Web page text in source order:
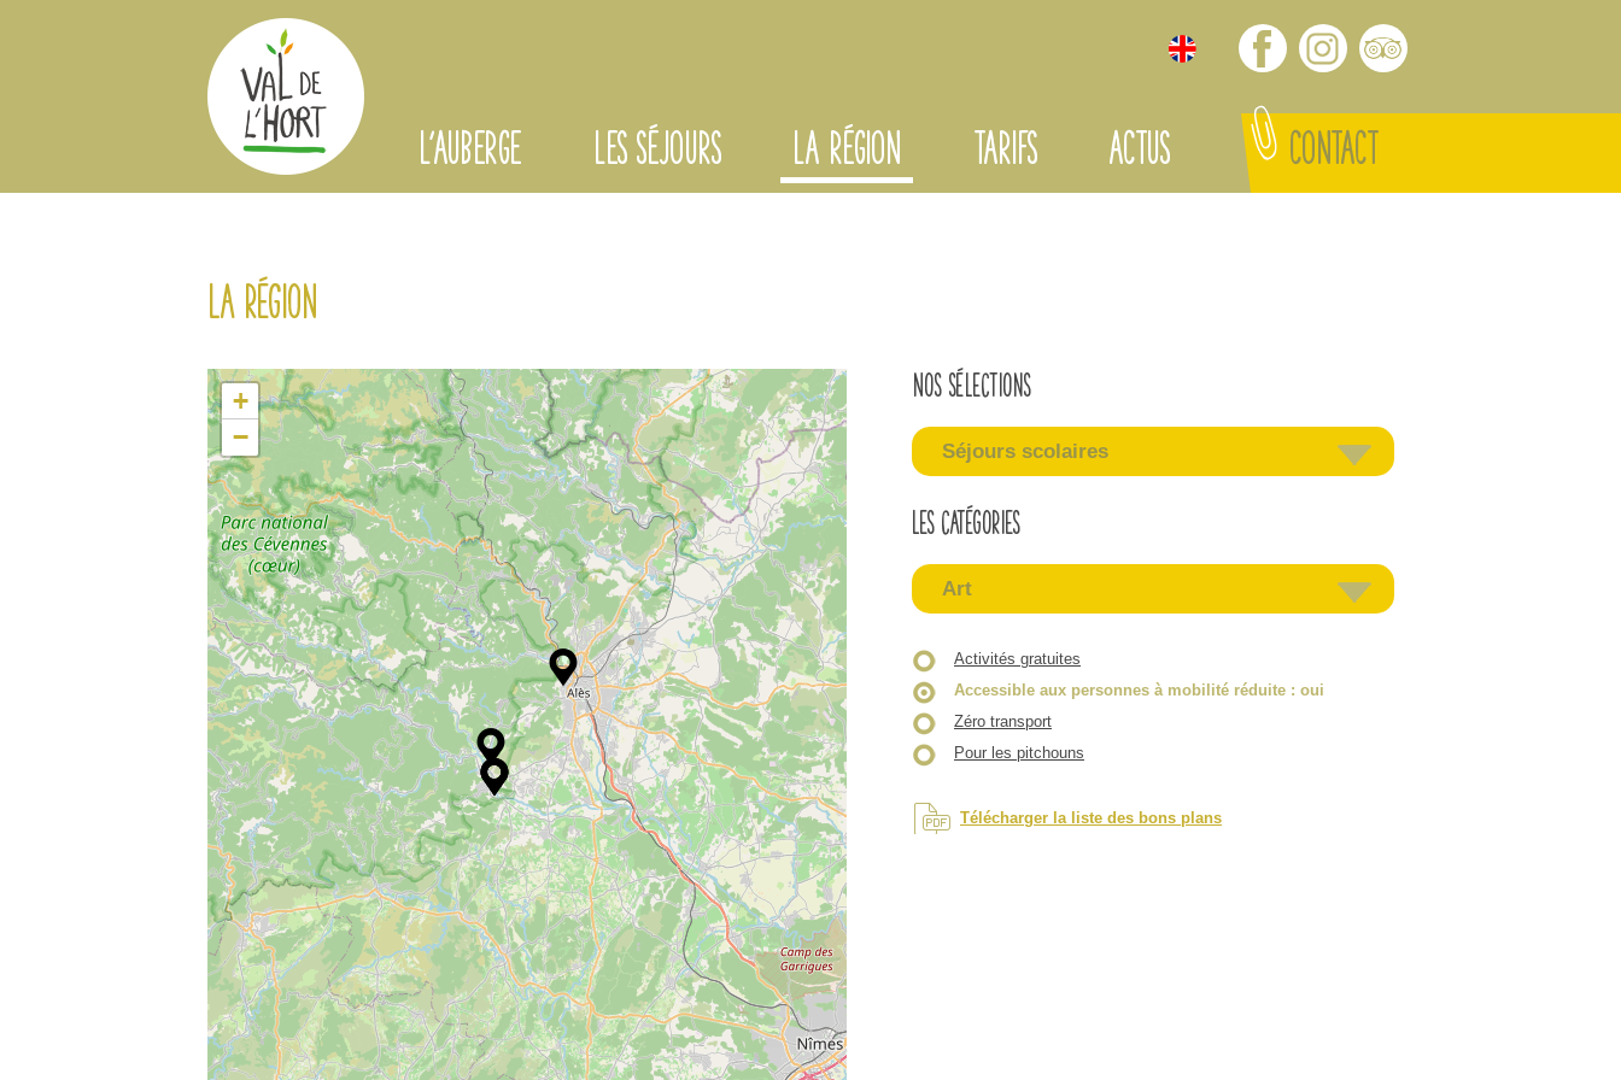
La région
+
−
Nos sélections
Séjours scolaires
Les catégories
Art
Activités gratuites
Accessible aux personnes à mobilité réduite : oui
Zéro transport
Pour les pitchouns
Télécharger la liste des bons plans
L'AUBERGE LES SÉJOURS LA RÉGION TARIFS ACTUS CONTACT